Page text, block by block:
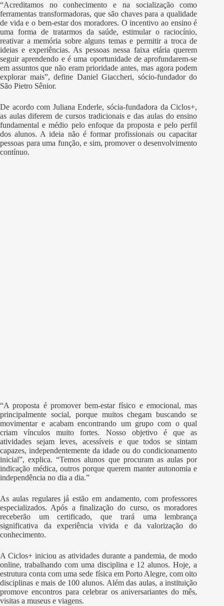
“Acreditamos no conhecimento e na socialização como
ferramentas transformadoras, que são chaves para a qualidade
de vida e o bem-estar dos moradores. O incentivo ao ensino é
uma forma de tratarmos da saúde, estimular o raciocínio,
reativar a memória sobre alguns temas e permitir a troca de
ideias e experiências. As pessoas nessa faixa etária querem
seguir aprendendo e é uma oportunidade de aprofundarem-se
em assuntos que não eram prioridade antes, mas agora podem
explorar mais”, define Daniel Giaccheri, sócio-fundador do
São Pietro Sênior.
De acordo com Juliana Enderle, sócia-fundadora da Ciclos+,
as aulas diferem de cursos tradicionais e das aulas do ensino
fundamental e médio pelo enfoque da proposta e pelo perfil
dos alunos. A ideia não é formar profissionais ou capacitar
pessoas para uma função, e sim, promover o desenvolvimento
contínuo.
“A proposta é promover bem-estar físico e emocional, mas
principalmente social, porque muitos chegam buscando se
movimentar e acabam encontrando um grupo com o qual
criam vínculos muito fortes. Nosso objetivo é que as
atividades sejam leves, acessíveis e que todos se sintam
capazes, independentemente da idade ou do condicionamento
inicial”, explica. “Temos alunos que procuram as aulas por
indicação médica, outros porque querem manter autonomia e
independência no dia a dia.”
As aulas regulares já estão em andamento, com professores
especializados. Após a finalização do curso, os moradores
receberão um certificado, que trará uma lembrança
significativa da experiência vivida e da valorização do
conhecimento.
A Ciclos+ iniciou as atividades durante a pandemia, de modo
online, trabalhando com uma disciplina e 12 alunos. Hoje, a
estrutura conta com uma sede física em Porto Alegre, com oito
disciplinas e mais de 100 alunos. Além das aulas, a instituição
promove encontros para celebrar os aniversariantes do mês,
visitas a museus e viagens.